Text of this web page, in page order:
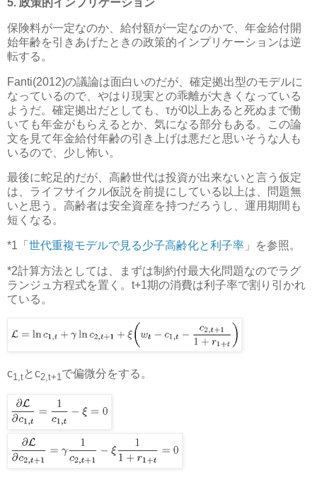
5. 政策的インプリケーション
保険料が一定なのか、給付額が一定なのかで、年金給付開
始年齢を引きあげたときの政策的インプリケーションは逆
転する。
Fanti(2012)の議論は面白いのだが、確定拠出型のモデルに
なっているので、やはり現実との乖離が大きくなっている
ようだ。確定拠出だとしても、τが0以上あると死ぬまで働
いても年金がもらえるとか、気になる部分もある。この論
文を見て年金給付年齢の引き上げは悪だと思いそうな人も
いるので、少し怖い。
最後に蛇足的だが、高齢世代は投資が出来ないと言う仮定
は、ライフサイクル仮説を前提にしている以上は、問題無
いと思う。高齢者は安全資産を持つだろうし、運用期間も
短くなる。
*1 「 世代重複モデルで見る少子高齢化と利子率 」を参照。
*2計算方法としては、まずは制約付最大化問題なのでラグ
ランジュ方程式を置く。t+1期の消費は利子率で割り引かれ
ている。
c1,t とc2,t+1 で偏微分をする。